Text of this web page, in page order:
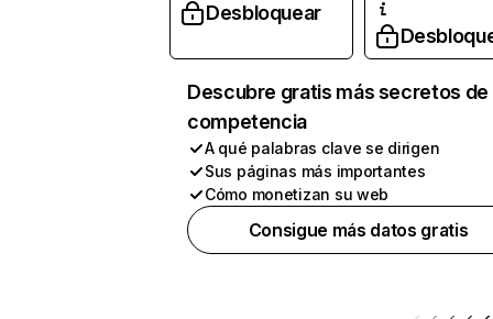
Desbloquear
Descubre gratis más secretos de
competencia
A qué palabras clave se dirigen
Sus páginas más importantes
Cómo monetizan su web
Consigue más datos gratis